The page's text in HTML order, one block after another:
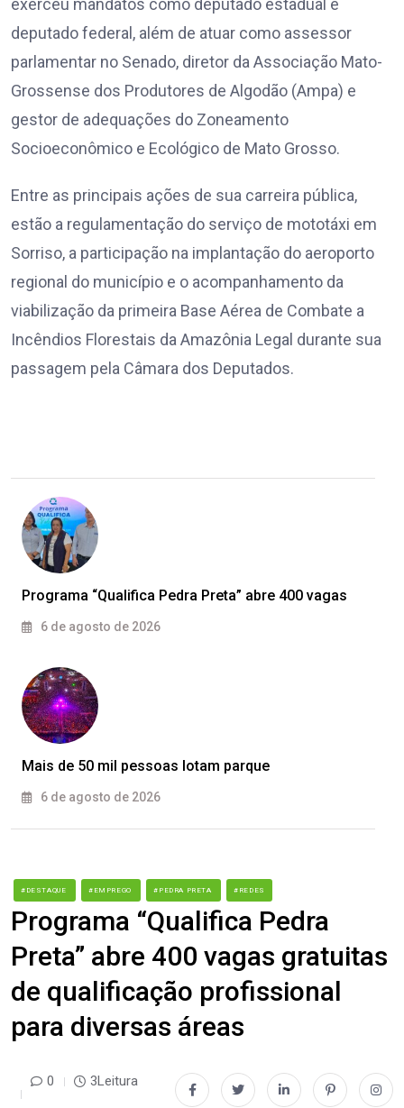
exerceu mandatos como deputado estadual e
deputado federal, além de atuar como assessor
parlamentar no Senado, diretor da Associação Mato-
Grossense dos Produtores de Algodão (Ampa) e
gestor de adequações do Zoneamento
Socioeconômico e Ecológico de Mato Grosso.
Entre as principais ações de sua carreira pública,
estão a regulamentação do serviço de mototáxi em
Sorriso, a participação na implantação do aeroporto
regional do município e o acompanhamento da
viabilização da primeira Base Aérea de Combate a
Incêndios Florestais da Amazônia Legal durante sua
passagem pela Câmara dos Deputados.
Programa “Qualifica Pedra Preta” abre 400 vagas
6 de agosto de 2026
Mais de 50 mil pessoas lotam parque
6 de agosto de 2026
#DESTAQUE #EMPREGO #PEDRA PRETA #REDES
Programa “Qualifica Pedra
Preta” abre 400 vagas gratuitas
de qualificação profissional
para diversas áreas
0 3Leitura